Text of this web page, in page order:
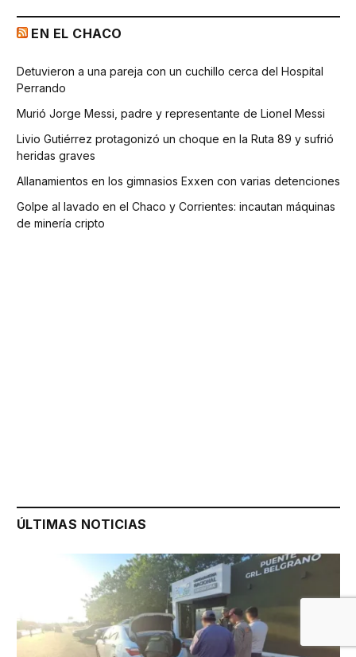
EN EL CHACO
Detuvieron a una pareja con un cuchillo cerca del Hospital
Perrando
Murió Jorge Messi, padre y representante de Lionel Messi
Livio Gutiérrez protagonizó un choque en la Ruta 89 y sufrió
heridas graves
Allanamientos en los gimnasios Exxen con varias detenciones
Golpe al lavado en el Chaco y Corrientes: incautan máquinas
de minería cripto
ÚLTIMAS NOTICIAS